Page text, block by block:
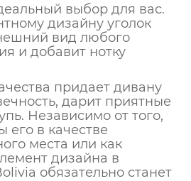
выбор для вас.
дизайну уголок
вид любого
и добавит нотку
придает дивану
дарит приятные
Независимо от того,
его в качестве
места или как
дизайна в
обязательно станет